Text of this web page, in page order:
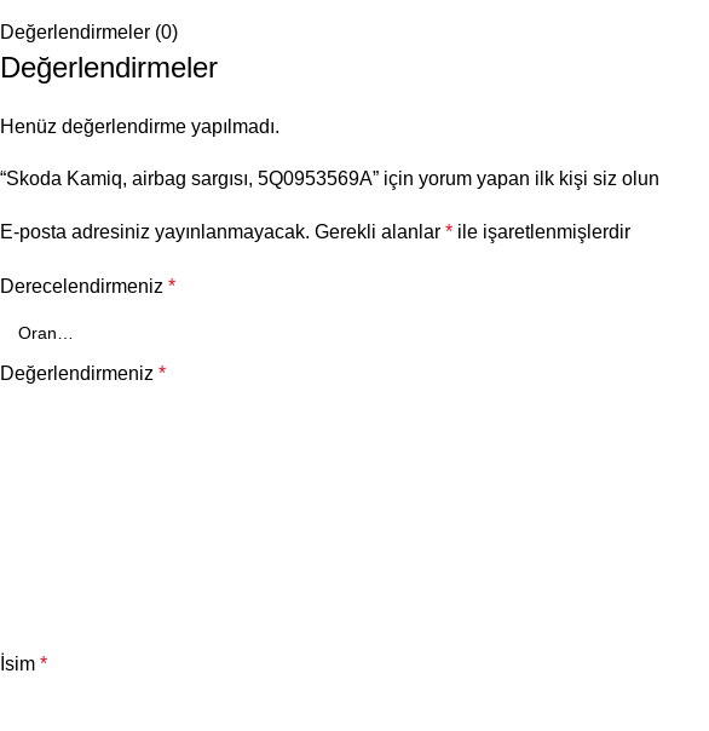
Değerlendirmeler (0)
Değerlendirmeler
Henüz değerlendirme yapılmadı.
“Skoda Kamiq, airbag sargısı, 5Q0953569A” için yorum yapan ilk kişi siz olun
E-posta adresiniz yayınlanmayacak. Gerekli alanlar * ile işaretlenmişlerdir
Derecelendirmeniz *
Değerlendirmeniz *
İsim *